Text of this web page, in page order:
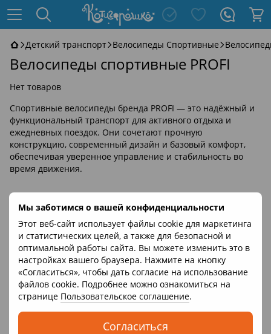
Мы заботимся о вашей конфиденциальности
Этот веб-сайт использует файлы cookie для маркетинга
и статистических целей, а также для безопасной и
оптимальной работы сайта. Вы можете изменить это в
настройках вашего браузера. Нажмите на кнопку
«Согласиться», чтобы дать согласие на использование
файлов cookie. Подробнее можно ознакомиться на
странице Пользовательское соглашение.
Согласиться
Детский транспорт Велосипеды Спортивные
Спортивные велосипеды бренда PROFI — это надёжный и
функциональный транспорт для активного отдыха и
ежедневных поездок. Они сочетают прочную
конструкцию, современный дизайн и базовый комфорт,
обеспечивая уверенное управление и стабильность во
время движения.
Велосипеды спортивные PROFI
Нет товаров